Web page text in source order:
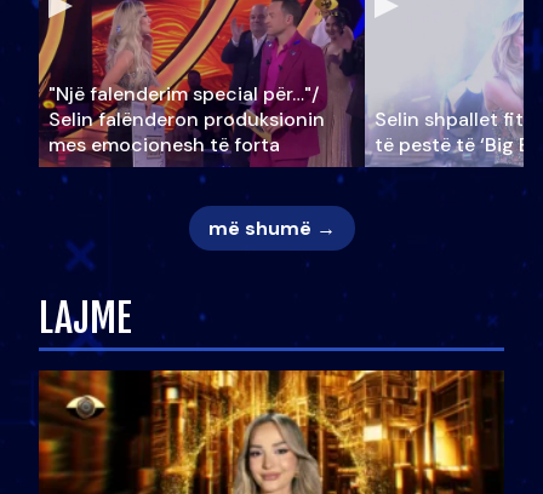
"Një falenderim special për…"/
Selin falënderon produksionin
mes emocionesh të forta
Selin shpallet
të pestë të ‘Big
më shumë →
LAJME